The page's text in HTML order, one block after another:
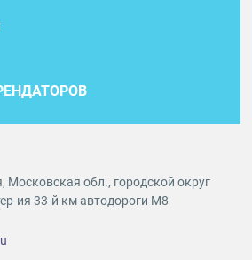
Московская обл., городской округ
ия 33-й км автодороги М8